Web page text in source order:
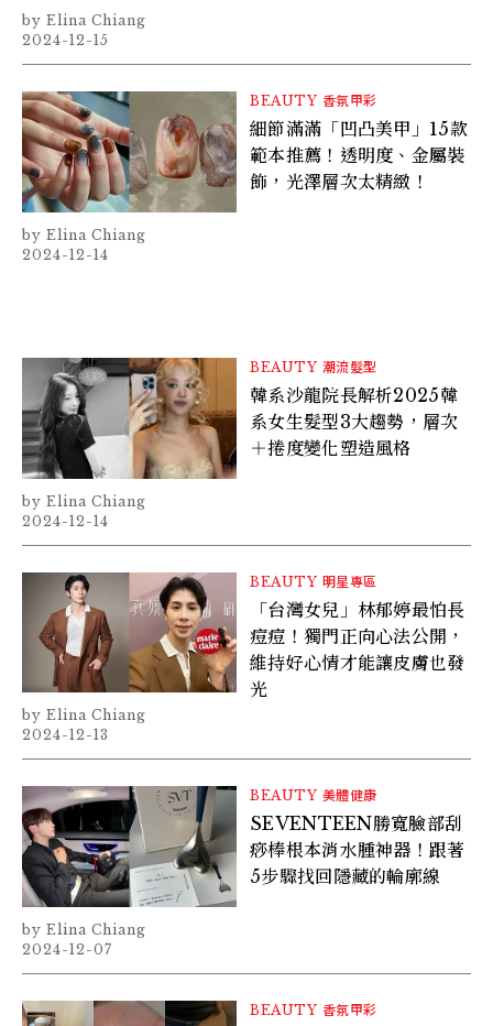
Elina Chiang
2024-12-15
BEAUTY 香氛甲彩
細節滿滿「凹凸美甲」15款
範本推薦！透明度、金屬裝
飾，光澤層次太精緻！
Elina Chiang
2024-12-14
BEAUTY 潮流髮型
韓系沙龍院長解析2025韓
系女生髮型3大趨勢，層次
＋捲度變化塑造風格
Elina Chiang
2024-12-14
BEAUTY 明星專區
「台灣女兒」林郁婷最怕長
痘痘！獨門正向心法公開，
維持好心情才能讓皮膚也發
光
Elina Chiang
2024-12-13
BEAUTY 美體健康
SEVENTEEN勝寬臉部刮
痧棒根本消水腫神器！跟著
5步驟找回隱藏的輪廓線
Elina Chiang
2024-12-07
BEAUTY 香氛甲彩